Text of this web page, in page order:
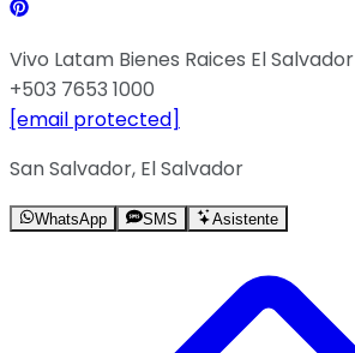
Vivo Latam Bienes Raices El Salvador
+503 7653 1000
[email protected]
San Salvador, El Salvador
WhatsApp SMS Asistente